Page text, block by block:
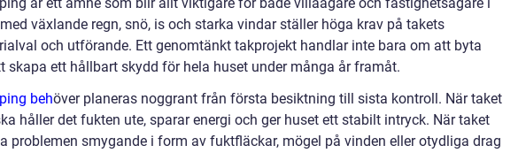
växlande regn, snö, is och starka vindar ställer höga krav på takets
och utförande. Ett genomtänkt takprojekt handlar inte bara om att byta
skapa ett hållbart skydd för hela huset under många år framåt.
behöver planeras noggrant från första besiktning till sista kontroll. När taket
håller det fukten ute, sparar energi och ger huset ett stabilt intryck. När taket
problemen smygande i form av fuktfläckar, mögel på vinden eller otydliga drag